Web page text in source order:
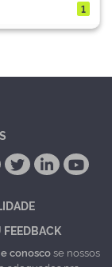
1
FEEDBACK
conoscose nossos